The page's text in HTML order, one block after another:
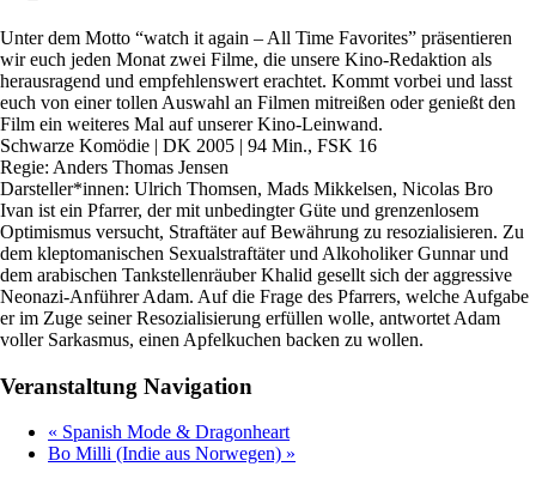
Unter dem Motto “watch it again – All Time Favorites” präsentieren
wir euch jeden Monat zwei Filme, die unsere Kino-Redaktion als
herausragend und empfehlenswert erachtet. Kommt vorbei und lasst
euch von einer tollen Auswahl an Filmen mitreißen oder genießt den
Film ein weiteres Mal auf unserer Kino-Leinwand.
Schwarze Komödie | DK 2005 | 94 Min., FSK 16
Regie: Anders Thomas Jensen
Darsteller*innen: Ulrich Thomsen, Mads Mikkelsen, Nicolas Bro
Ivan ist ein Pfarrer, der mit unbedingter Güte und grenzenlosem
Optimismus versucht, Straftäter auf Bewährung zu resozialisieren. Zu
dem kleptomanischen Sexualstraftäter und Alkoholiker Gunnar und
dem arabischen Tankstellenräuber Khalid gesellt sich der aggressive
Neonazi-Anführer Adam. Auf die Frage des Pfarrers, welche Aufgabe
er im Zuge seiner Resozialisierung erfüllen wolle, antwortet Adam
voller Sarkasmus, einen Apfelkuchen backen zu wollen.
Veranstaltung Navigation
« Spanish Mode & Dragonheart
Bo Milli (Indie aus Norwegen) »